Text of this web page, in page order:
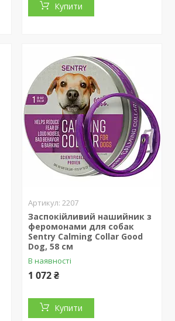
Купити
2207
Заспокійливий нашийник з
феромонами для собак
Sentry Calming Collar Good
Dog, 58 см
В наявності
1 072 ₴
Купити